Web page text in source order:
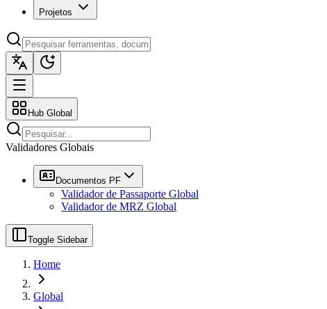
Projetos
Hub Global
Validadores Globais
Documentos PF
Validador de Passaporte Global
Validador de MRZ Global
Toggle Sidebar
Home
Global